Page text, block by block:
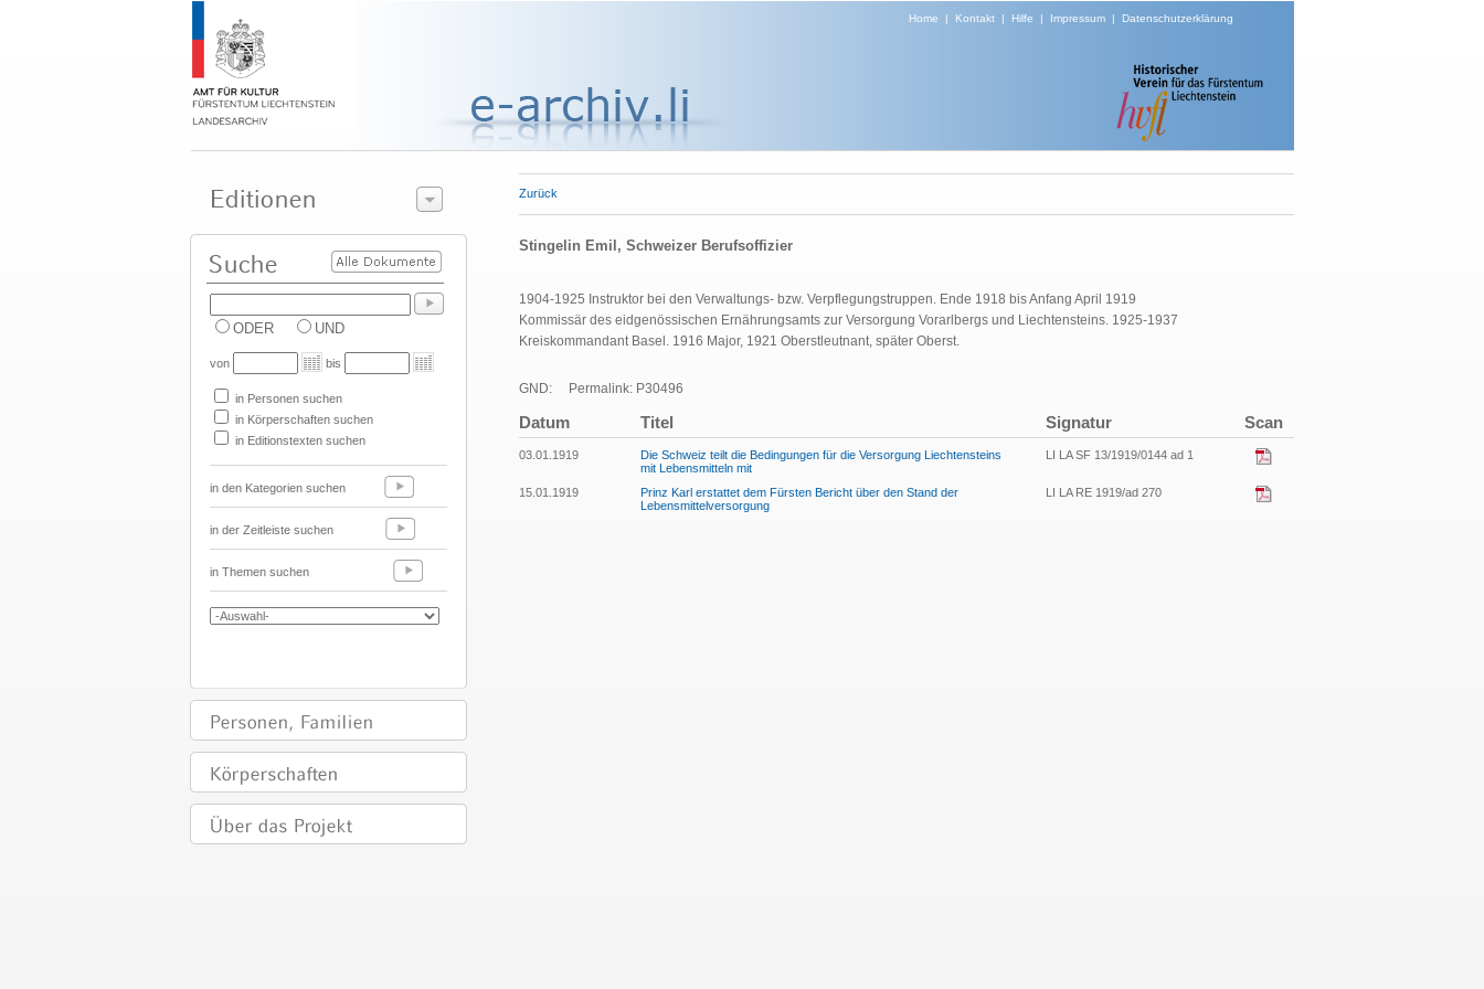
Home | Kontakt| Hilfe | Impressum| Datenschutzerklärung
ODER UND
von bis
in Personen suchen
in Körperschaften suchen
in Editionstexten suchen
in den Kategorien suchen
in der Zeitleiste suchen
in Themen suchen
Zurück
Stingelin Emil, Schweizer Berufsoffizier
1904-1925 Instruktor bei den Verwaltungs- bzw. Verpflegungstruppen. Ende 1918 bis Anfang April 1919
Kommissär des eidgenössischen Ernährungsamts zur Versorgung Vorarlbergs und Liechtensteins. 1925-1937
Kreiskommandant Basel. 1916 Major, 1921 Oberstleutnant, später Oberst.
GND: Permalink: P30496
Datum Titel Signatur Scan
03.01.1919
Die Schweiz teilt die Bedingungen für die Versorgung Liechtensteins
mit Lebensmitteln mit
LI LA SF 13/1919/0144 ad 1
15.01.1919
Prinz Karl erstattet dem Fürsten Bericht über den Stand der
Lebensmittelversorgung
LI LA RE 1919/ad 270